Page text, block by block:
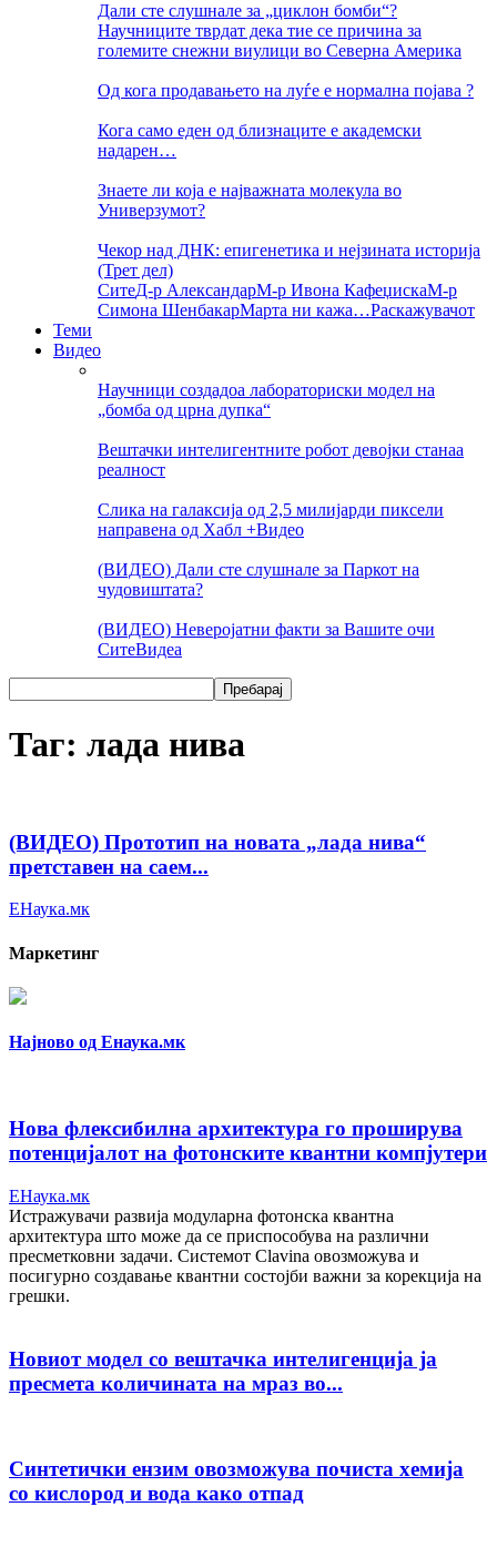
Дали сте слушнале за „циклон бомби“?
Научниците тврдат дека тие се причина за
големите снежни виулици во Северна Америка
Од кога продавањето на луѓе е нормална појава ?
Кога само еден од близнаците е академски
надарен…
Знаете ли која е најважната молекула во
Универзумот?
Чекор над ДНК: епигенетика и нејзината историја
(Трет дел)
СитеД-р АлександарМ-р Ивона КафеџискаМ-р
Симона ШенбакарМарта ни кажа…Раскажувачот
Теми
Видео
Научници создадоа лабораториски модел на
„бомба од црна дупка“
Вештачки интелигентните робот девојки станаа
реалност
Слика на галаксија од 2,5 милијарди пиксели
направена од Хабл +Видео
(ВИДЕО) Дали сте слушнале за Паркот на
чудовиштата?
(ВИДЕО) Неверојатни факти за Вашите очи
СитеВидеа
Таг: лада нива
(ВИДЕО) Прототип на новата „лада нива“
претставен на саем...
ЕНаука.мк
Маркетинг
Најново од Енаука.мк
Нова флексибилна архитектура го проширува
потенцијалот на фотонските квантни компјутери
ЕНаука.мк
Истражувачи развија модуларна фотонска квантна
архитектура што може да се приспособува на различни
пресметковни задачи. Системот Clavina овозможува и
посигурно создавање квантни состојби важни за корекција на
грешки.
Новиот модел со вештачка интелигенција ја
пресмета количината на мраз во...
Синтетички ензим овозможува почиста хемија
со кислород и вода како отпад